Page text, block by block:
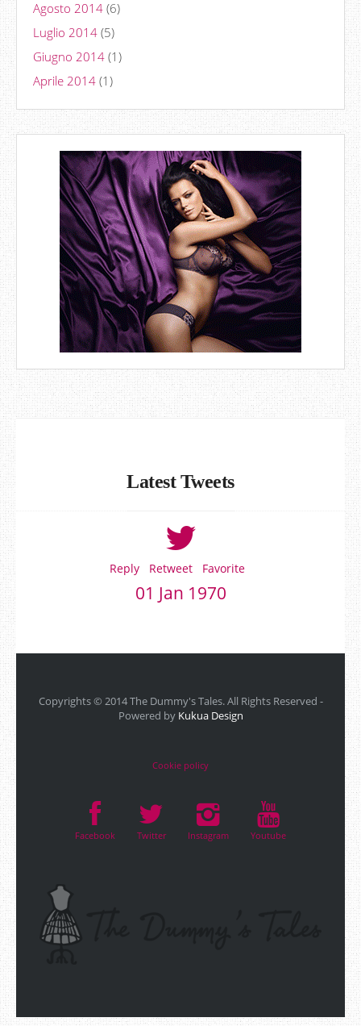
Agosto 2014 (6)
Luglio 2014 (5)
Giugno 2014 (1)
Aprile 2014 (1)
Latest Tweets
Reply Retweet Favorite
01 Jan 1970
Copyrights © 2014 The Dummy's Tales. All Rights Reserved -
Powered by Kukua Design
Cookie policy
Facebook Twitter Instagram Youtube